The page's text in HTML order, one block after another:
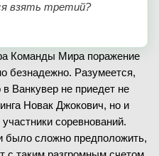
взять третий?
Команды Мира поражение
безнадежно. Разумеется,
Ванкувер не приедет не
Новак Джокович, но и
соревнований.
было сложно предположить,